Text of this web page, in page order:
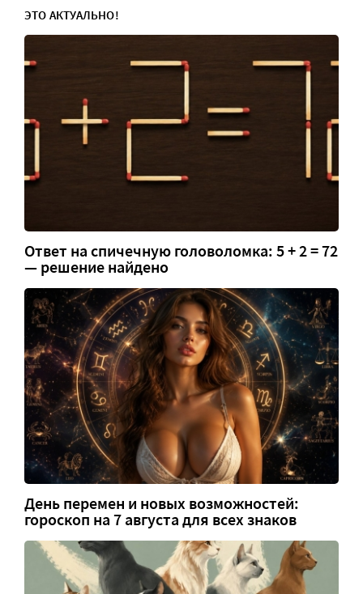
ЭТО АКТУАЛЬНО!
Ответ на спичечную головоломка: 5 + 2 = 72
— решение найдено
День перемен и новых возможностей:
гороскоп на 7 августа для всех знаков